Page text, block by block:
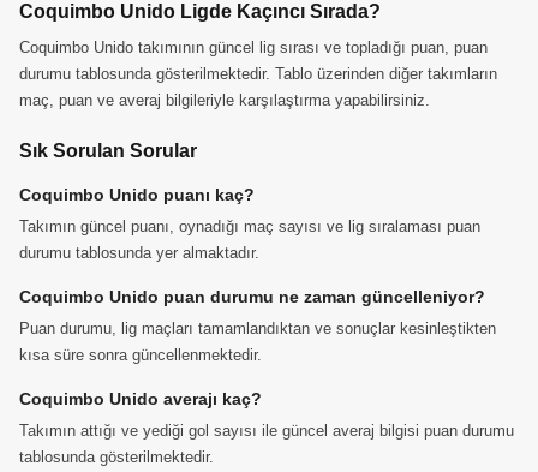
Coquimbo Unido Ligde Kaçıncı Sırada?
Coquimbo Unido takımının güncel lig sırası ve topladığı puan, puan
durumu tablosunda gösterilmektedir. Tablo üzerinden diğer takımların
maç, puan ve averaj bilgileriyle karşılaştırma yapabilirsiniz.
Sık Sorulan Sorular
Coquimbo Unido puanı kaç?
Takımın güncel puanı, oynadığı maç sayısı ve lig sıralaması puan
durumu tablosunda yer almaktadır.
Coquimbo Unido puan durumu ne zaman güncelleniyor?
Puan durumu, lig maçları tamamlandıktan ve sonuçlar kesinleştikten
kısa süre sonra güncellenmektedir.
Coquimbo Unido averajı kaç?
Takımın attığı ve yediği gol sayısı ile güncel averaj bilgisi puan durumu
tablosunda gösterilmektedir.